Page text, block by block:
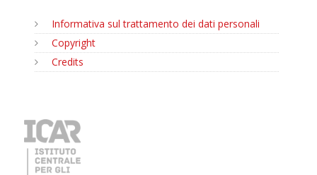
Informativa sul trattamento dei dati personali
Copyright
Credits